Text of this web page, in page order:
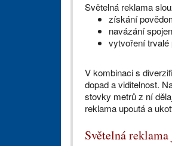
Světelná reklama
získání
navázání
vytvoření trvalé
V kombinaci s
dopad a viditelnost.
stovky metrů z ní
reklama upoutá a
Světelná